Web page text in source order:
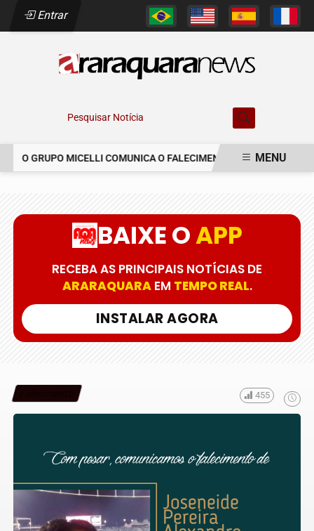
Entrar
Pesquisar Notícia
O GRUPO MICELLI COMUNICA O FALECIMENTO DO SR. MARCELO
MENU
BAIXE OAPP
RECEBA AS PRINCIPAIS NOTÍCIAS DE
ARARAQUARAEM TEMPO REAL.
INSTALAR AGORA
455